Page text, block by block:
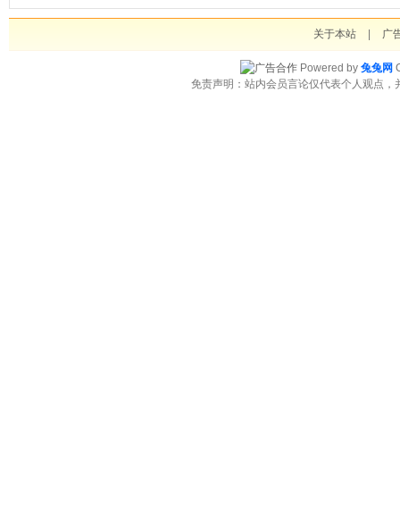
关于本站 广
Powered by 兔兔网
免责声明：站内会员言论仅代表个人观点